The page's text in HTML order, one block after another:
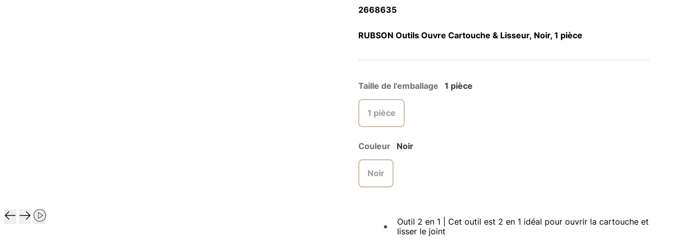
2668635
RUBSON Outils Ouvre Cartouche & Lisseur, Noir, 1 pièce
Taille de l'emballage 1 pièce
1 pièce
Couleur Noir
Noir
Outil 2 en 1 | Cet outil est 2 en 1 idéal pour ouvrir la cartouche et
lisser le joint